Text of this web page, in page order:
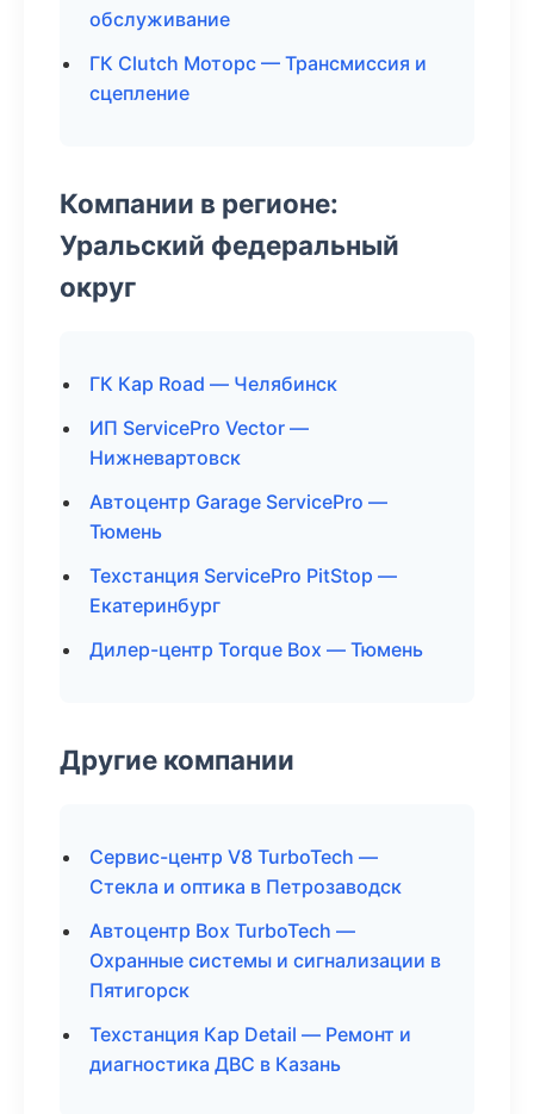
обслуживание
ГК Clutch Моторс — Трансмиссия и
сцепление
Компании в регионе:
Уральский федеральный
округ
ГК Кар Road — Челябинск
ИП ServicePro Vector —
Нижневартовск
Автоцентр Garage ServicePro —
Тюмень
Техстанция ServicePro PitStop —
Екатеринбург
Дилер-центр Torque Box — Тюмень
Другие компании
Сервис-центр V8 TurboTech —
Стекла и оптика в Петрозаводск
Автоцентр Box TurboTech —
Охранные системы и сигнализации в
Пятигорск
Техстанция Кар Detail — Ремонт и
диагностика ДВС в Казань